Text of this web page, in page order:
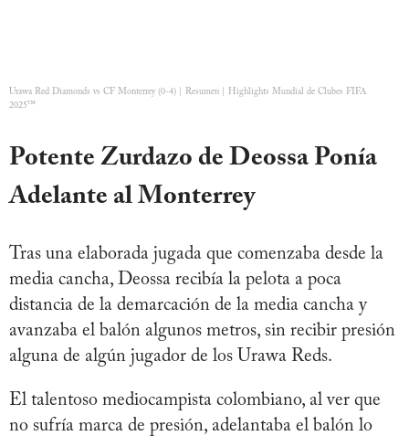
Urawa Red Diamonds vs CF Monterrey (0-4) | Resumen | Highlights Mundial de Clubes FIFA
2025™
Potente Zurdazo de Deossa Ponía
Adelante al Monterrey
Tras una elaborada jugada que comenzaba desde la
media cancha, Deossa recibía la pelota a poca
distancia de la demarcación de la media cancha y
avanzaba el balón algunos metros, sin recibir presión
alguna de algún jugador de los Urawa Reds.
El talentoso mediocampista colombiano, al ver que
no sufría marca de presión, adelantaba el balón lo